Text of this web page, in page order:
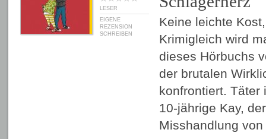
LESER
EIGENE
REZENSION
SCHREIBEN
Keine leichte
Krimigleich wird
dieses Hörbuchs
der brutalen
konfrontiert. Täter
10-jährige Kay,
Misshandlung